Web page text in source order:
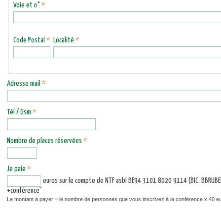
Voie et n° *
Code Postal * Localité *
Adresse mail *
Tél / Gsm *
Nombre de places réservées *
Je paie *
euros sur le compte de NTF asbl BE94 3101 8020 9114 (BIC:
+conférence"
Le montant à payer = le nombre de personnes que vous inscrivez à la conférence x 40